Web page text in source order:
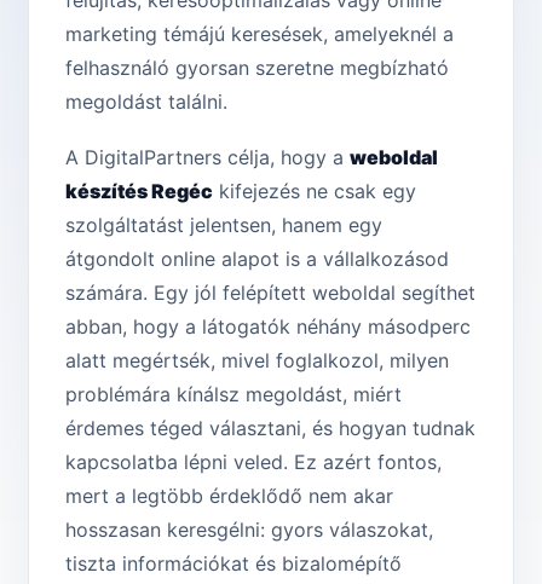
marketing témájú keresések, amelyeknél a
felhasználó gyorsan szeretne megbízható
megoldást találni.
A DigitalPartners célja, hogy a weboldal
készítés Regéc kifejezés ne csak egy
szolgáltatást jelentsen, hanem egy
átgondolt online alapot is a vállalkozásod
számára. Egy jól felépített weboldal segíthet
abban, hogy a látogatók néhány másodperc
alatt megértsék, mivel foglalkozol, milyen
problémára kínálsz megoldást, miért
érdemes téged választani, és hogyan tudnak
kapcsolatba lépni veled. Ez azért fontos,
mert a legtöbb érdeklődő nem akar
hosszasan keresgélni: gyors válaszokat,
tiszta információkat és bizalomépítő